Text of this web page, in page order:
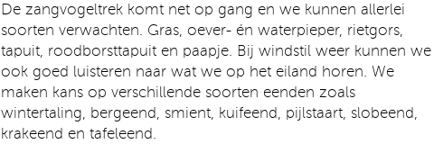
De zangvogeltrek komt net op gang en we kunnen allerlei
soorten verwachten. Gras, oever- én waterpieper, rietgors,
tapuit, roodborsttapuit en paapje. Bij windstil weer kunnen we
ook goed luisteren naar wat we op het eiland horen. We
maken kans op verschillende soorten eenden zoals
wintertaling, bergeend, smient, kuifeend, pijlstaart, slobeend,
krakeend en tafeleend.